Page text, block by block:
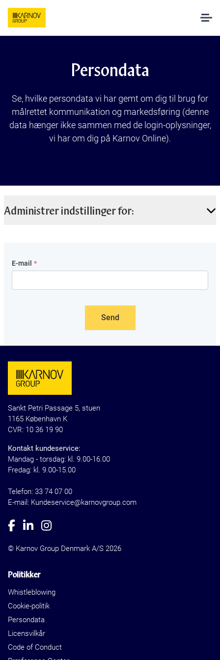
Pakker og priser
Om os
Persondata
Se, hvilke persondata vi har gemt om dig til brug for
målrettet kommunikation og markedsføring (denne
data hænger ikke sammen med de login-oplysninger,
vi har om dig på Karnov Online).
Administrer indstillinger for:
Interesseområder
E-mail *
Sankt Petri Passage 5, stuen
1165 København K
CVR: 10 36 19 90
Kontakt kundeservice:
Mandag - torsdag: kl. 9.00-16.00
Fredag: kl. 9.00-15.00
Telefon: 33 74 07 00
E-mail: Kundeservice@karnovgroup.com
© Karnov Group Denmark A/S 2026
Politikker
Whistleblowing
Cookie-politik
Persondata
Licensvilkår
Code of Conduct